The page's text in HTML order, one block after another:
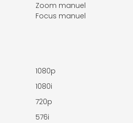
Zoom manuel
Focus manuel
1080p
1080i
720p
576i